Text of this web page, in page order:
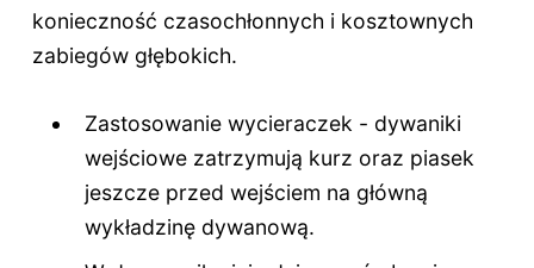
konieczność czasochłonnych i kosztownych
zabiegów głębokich.
Zastosowanie wycieraczek - dywaniki
wejściowe zatrzymują kurz oraz piasek
jeszcze przed wejściem na główną
wykładzinę dywanową.